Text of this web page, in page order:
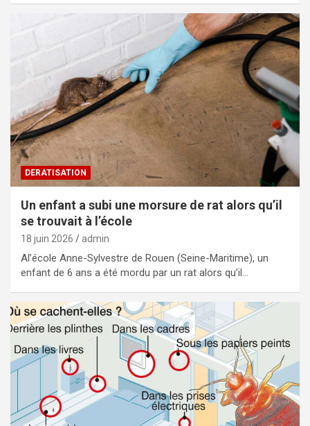
DERATISATION
Un enfant a subi une morsure de rat alors qu’il
se trouvait à l’école
18 juin 2026 admin
Al’école Anne-Sylvestre de Rouen (Seine-Maritime), un
enfant de 6 ans a été mordu par un rat alors qu’il…